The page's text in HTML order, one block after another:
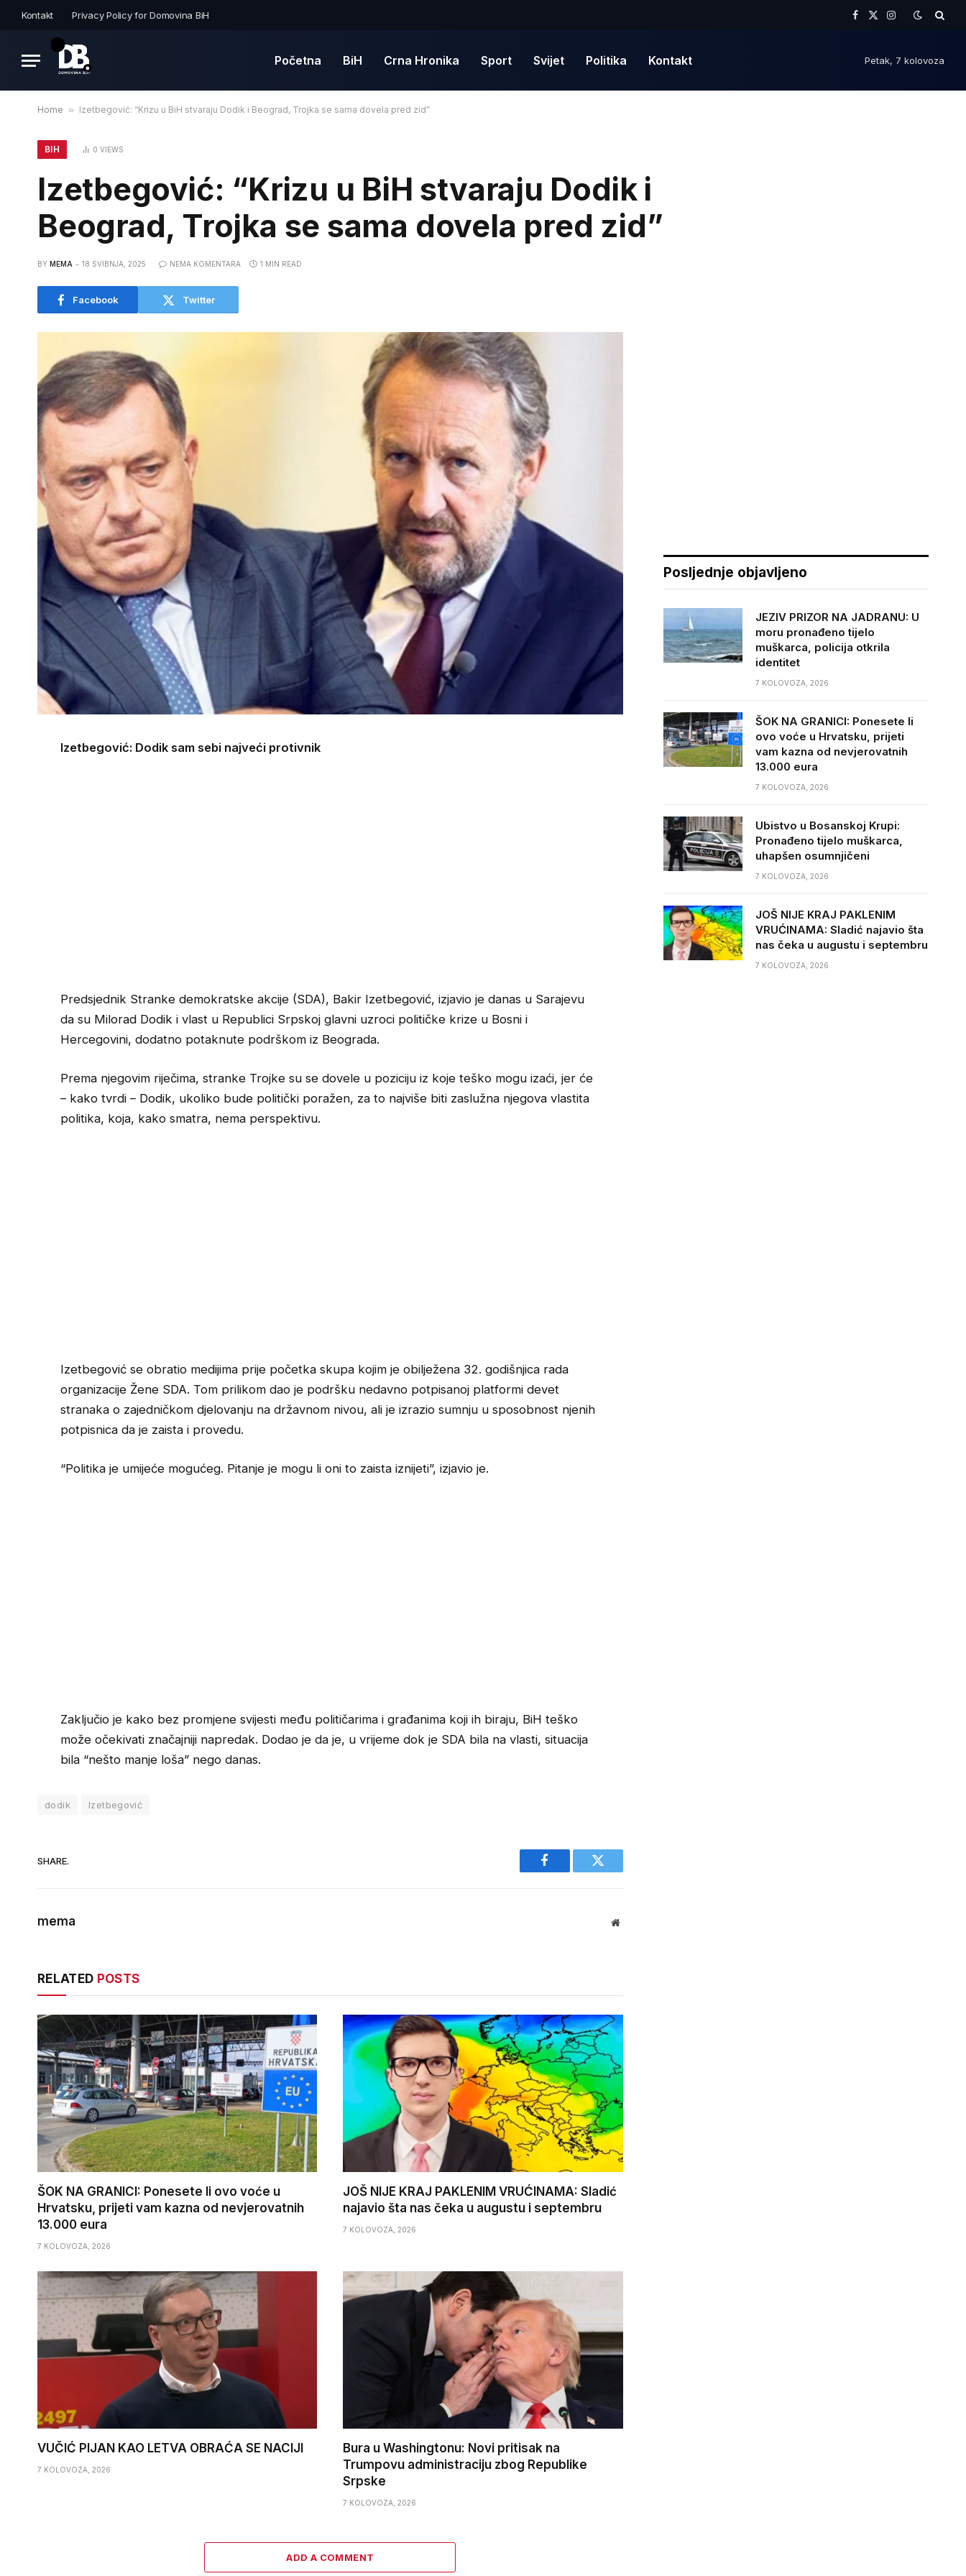
Kontakt Privacy Policy for Domovina BiH
Facebook
X
Instagram
Početna BiH Crna Hronika Sport Svijet Politika Kontakt Petak, 7 kolovoza
Home » Izetbegović: “Krizu u BiH stvaraju Dodik i Beograd, Trojka se sama dovela pred zid”
BIH 0VIEWS
Izetbegović: “Krizu u BiH stvaraju Dodik i
Beograd, Trojka se sama dovela pred zid”
BY MEMA 18 SVIBNJA, 2025 NEMA KOMENTARA 1 MIN READ
Facebook Twitter
Izetbegović: Dodik sam sebi najveći protivnik
Predsjednik Stranke demokratske akcije (SDA), Bakir Izetbegović, izjavio je danas u Sarajevu
da su Milorad Dodik i vlast u Republici Srpskoj glavni uzroci političke krize u Bosni i
Hercegovini, dodatno potaknute podrškom iz Beograda.
Prema njegovim riječima, stranke Trojke su se dovele u poziciju iz koje teško mogu izaći, jer će
– kako tvrdi – Dodik, ukoliko bude politički poražen, za to najviše biti zaslužna njegova vlastita
politika, koja, kako smatra, nema perspektivu.
Izetbegović se obratio medijima prije početka skupa kojim je obilježena 32. godišnjica rada
organizacije Žene SDA. Tom prilikom dao je podršku nedavno potpisanoj platformi devet
stranaka o zajedničkom djelovanju na državnom nivou, ali je izrazio sumnju u sposobnost njenih
potpisnica da je zaista i provedu.
“Politika je umijeće mogućeg. Pitanje je mogu li oni to zaista iznijeti”, izjavio je.
Zaključio je kako bez promjene svijesti među političarima i građanima koji ih biraju, BiH teško
može očekivati značajniji napredak. Dodao je da je, u vrijeme dok je SDA bila na vlasti, situacija
bila “nešto manje loša” nego danas.
dodik Izetbegović
SHARE.
Facebook Twitter
mema Website
RELATED POSTS
ŠOK NA GRANICI: Ponesete li ovo voće u
Hrvatsku, prijeti vam kazna od nevjerovatnih
13.000 eura
7 KOLOVOZA, 2026
JOŠ NIJE KRAJ PAKLENIM VRUĆINAMA: Sladić
najavio šta nas čeka u augustu i septembru
7 KOLOVOZA, 2026
VUČIĆ PIJAN KAO LETVA OBRAĆA SE NACIJI
7 KOLOVOZA, 2026
Bura u Washingtonu: Novi pritisak na
Trumpovu administraciju zbog Republike
Srpske
7 KOLOVOZA, 2026
ADD A COMMENT
Posljednje objavljeno
JEZIV PRIZOR NA JADRANU: U
moru pronađeno tijelo
muškarca, policija otkrila
identitet
7 KOLOVOZA, 2026
ŠOK NA GRANICI: Ponesete li
ovo voće u Hrvatsku, prijeti
vam kazna od nevjerovatnih
13.000 eura
7 KOLOVOZA, 2026
Ubistvo u Bosanskoj Krupi:
Pronađeno tijelo muškarca,
uhapšen osumnjičeni
7 KOLOVOZA, 2026
JOŠ NIJE KRAJ PAKLENIM
VRUĆINAMA: Sladić najavio šta
nas čeka u augustu i septembru
7 KOLOVOZA, 2026